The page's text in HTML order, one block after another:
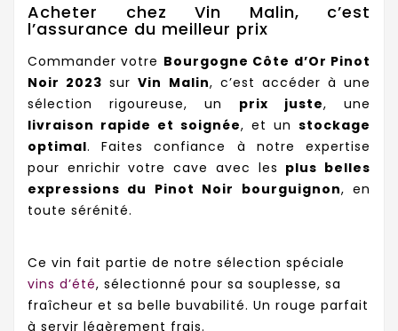
Acheter chez Vin Malin, c’est
l’assurance du meilleur prix
Commander votre Bourgogne Côte d’Or Pinot
Noir 2023 surVin Malin, c’est accéder à une
sélection rigoureuse, un prix juste, une
livraison rapide et soignée, et un stockage
optimal. Faites confiance à notre expertise
pour enrichir votre cave avec les plus belles
expressions du Pinot Noir bourguignon, en
toute sérénité.
Ce vin fait partie de notre sélection spéciale
vins d’été, sélectionné pour sa souplesse, sa
fraîcheur et sa belle buvabilité. Un rouge parfait
à servir légèrement frais.